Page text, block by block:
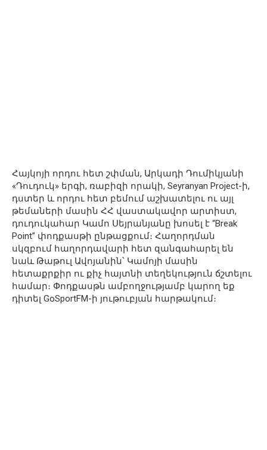
Հայկոյի որդու հետ շփման, Արկադի Դումիկյանի
«Դուդուկ» երգի, ռաբիզի որակի, Seyranyan Project-ի,
դստեր և որդու հետ բեմում աշխատելու ու այլ
թեմաների մասին ՀՀ վաստակավոր արտիստ,
դուդուկահար Կամո Սեյրանյանը խոսել է “Break
Point” փոդքասթի ընթացքում։ Հաղորդման
սկզբում հաղորդավարի հետ զանգահարել են
նաև Թաթուլ Ավոյանին՝ Կամոյի մասին
հետաքրքիր ու քիչ հայտնի տեղեկություն ճշտելու
համար։ Փոդքասթն ամբողջությամբ կարող եք
դիտել GoSportFM-ի յութուբյան հարթակում։